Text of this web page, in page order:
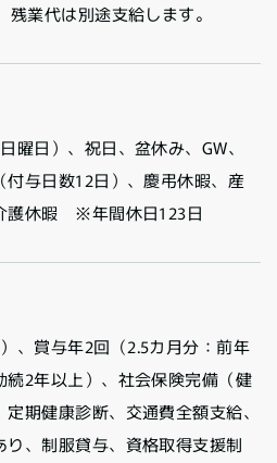
業代は別途支給します。
曜日）、祝日、盆休み、GW、
与日数12日）、慶弔休暇、産
護休暇 ※年間休日123日
、賞与年2回（2.5カ月分：前年
2年以上）、社会保険完備（健
期健康診断、交通費全額支給、
、制服貸与、資格取得支援制